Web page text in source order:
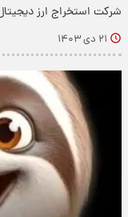
شرکت استخراج ارز
۲۱ دی ۱۴۰۳